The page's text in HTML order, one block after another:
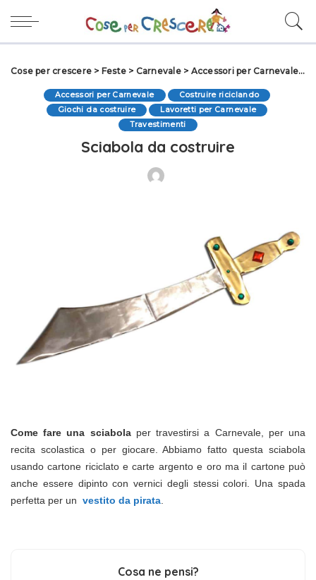
Cose per crescere > Feste > Carnevale> Accessori per Carnevale>
Accessori per Carnevale
Costruire riciclando
Giochi da costruire
Lavoretti per Carnevale
Travestimenti
Sciabola da costruire
Come fare una sciabolaper travestirsi a Carnevale, per una
recita scolastica o per giocare. Abbiamo fatto questa sciabola
usando cartone riciclato e carte argento e oro ma il cartone può
anche essere dipinto con vernici degli stessi colori. Una spada
perfetta per un vestito da pirata
Cosa ne pensi?